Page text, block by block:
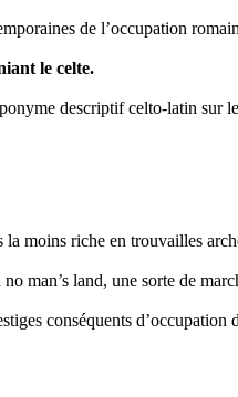
de l’occupation
le celte.
descriptif celto-latin
moins riche en trouvailles
man’s land, une sorte de
conséquents